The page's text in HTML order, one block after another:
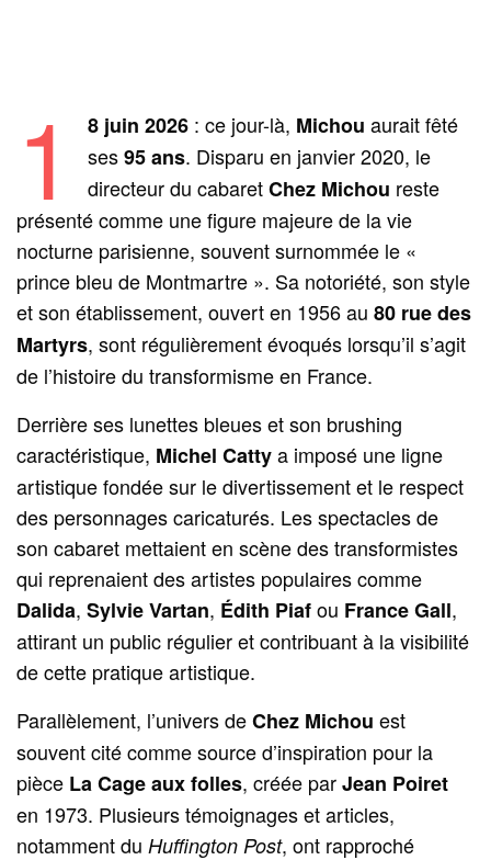
1 8 juin 2026: ce jour-là, Michou aurait fêté
ses95 ans. Disparu en janvier 2020, le
directeur du cabaretChez Michou reste
présenté comme une figure majeure de la vie
nocturne parisienne, souvent surnommée le «
prince bleu de Montmartre ». Sa notoriété, son style
et son établissement, ouvert en 1956 au80 rue des
Martyrs, sont régulièrement évoqués lorsqu’il s’agit
de l’histoire du transformisme en France.
Derrière ses lunettes bleues et son brushing
caractéristique, Michel Cattya imposé une ligne
artistique fondée sur le divertissement et le respect
des personnages caricaturés. Les spectacles de
son cabaret mettaient en scène des transformistes
qui reprenaient des artistes populaires comme
Dalida,Sylvie Vartan, Édith Piafou France Gall,
attirant un public régulier et contribuant à la visibilité
de cette pratique artistique.
Parallèlement, l’univers deChez Michou est
souvent cité comme source d’inspiration pour la
pièce La Cage aux folles, créée parJean Poiret
en 1973. Plusieurs témoignages et articles,
notamment du Huffington Post, ont rapproché